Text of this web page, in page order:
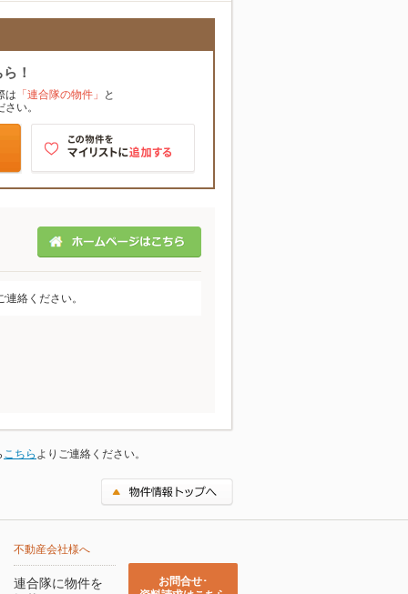
！
は 「連合隊の物件」
と
い。
絡ください。
こちら よりご連絡ください。
不動産会社様へ
連合隊に物件を
お問合せ･